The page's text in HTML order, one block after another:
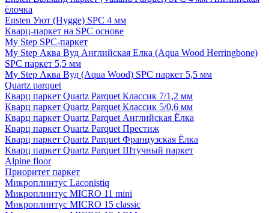
ёлочка
Ensten Уют (Hygge) SPC 4 мм
Кварц-паркет на SPC основе
My Step SPC-паркет
My Step Аква Вуд Английская Елка (Aqua Wood Herringbone)
SPC паркет 5,5 мм
My Step Аква Вуд (Aqua Wood) SPC паркет 5,5 мм
Quartz parquet
Кварц паркет Quartz Parquet Классик 7/1,2 мм
Кварц паркет Quartz Parquet Классик 5/0,6 мм
Кварц паркет Quartz Parquet Английская Ёлка
Кварц паркет Quartz Parquet Престиж
Кварц паркет Quartz Parquet Французская Ёлка
Кварц паркет Quartz Parquet Штучный паркет
Alpine floor
Приоритет паркет
Микроплинтус Laconistiq
Микроплинтус MICRO 11 mini
Микроплинтус MICRO 15 classic